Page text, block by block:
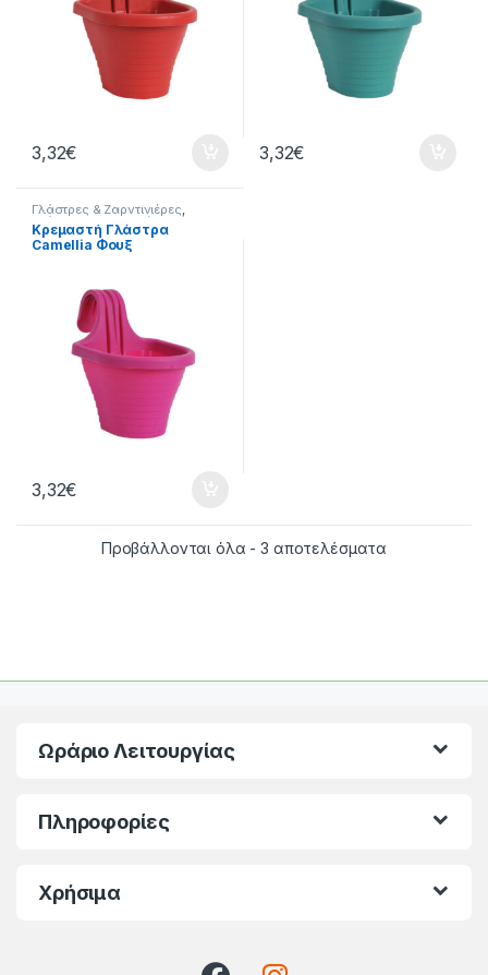
3,32€ 3,32€
Γλάστρες & Ζαρντινιέρες,
Γλάστρες Κρεμαστές Γλάστρες-
Κασπώ-Ζαρντινιέρες,Κήπος
Κρεμαστή Γλάστρα
Camellia Φουξ
3,32€
Προβάλλονται όλα - 3 αποτελέσματα
Ωράριο Λειτουργίας
Πληροφορίες
Χρήσιμα